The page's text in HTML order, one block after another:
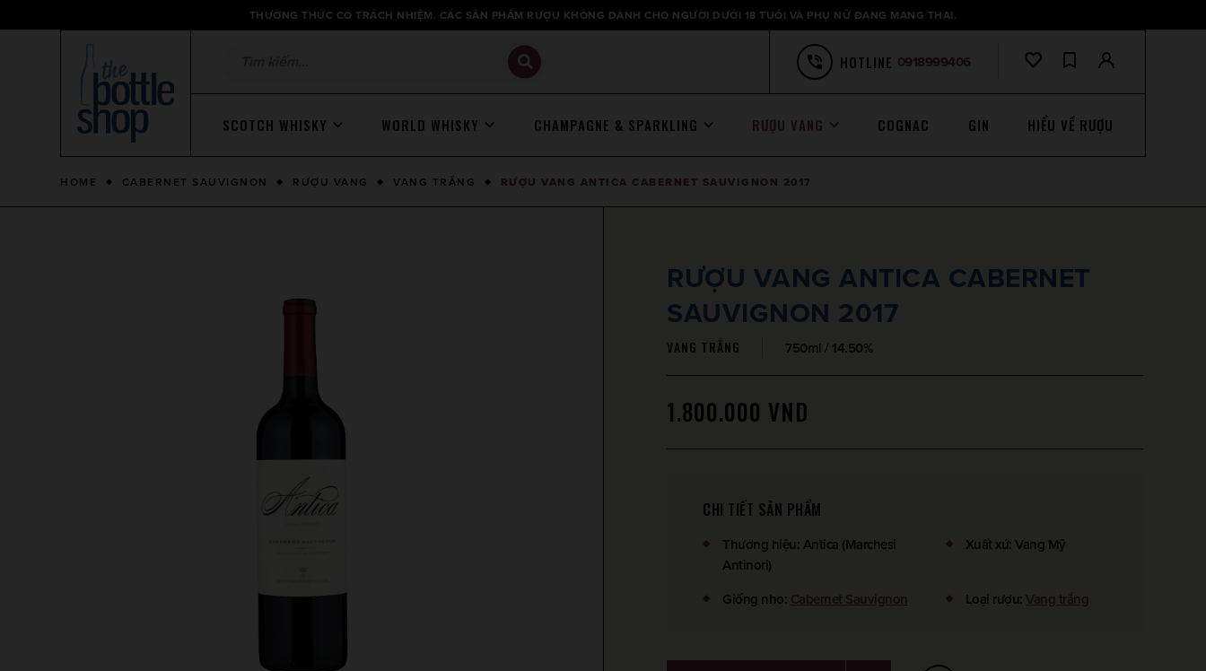
THƯỞNG THỨC CÓ TRÁCH NHIỆM. CÁC SẢN PHẨM RƯỢU KHÔNG DÀNH CHO NGƯỜI DƯỚI 18 TUỔI VÀ PHỤ NỮ ĐANG MANG THAI.
HOTLINE 0918999406
SCOTCH WHISKY WORLD WHISKY CHAMPAGNE & SPARKLING RƯỢU VANG COGNAC GIN HIỂU VỀ RƯỢU
HOME CABERNET SAUVIGNON RƯỢU VANG VANG TRẮNG RƯỢU VANG ANTICA CABERNET SAUVIGNON 2017
RƯỢU VANG ANTICA CABERNET
SAUVIGNON 2017
VANG TRẮNG 750ml / 14.50%
1.800.000 VND
CHI TIẾT SẢN PHẨM
Thương hiệu: Antica (Marchesi
Antinori)
Xuất xứ:Vang Mỹ
Giống nho: Cabernet Sauvignon Loại rượu: Vang trắng
báo